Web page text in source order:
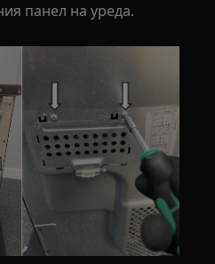
панел на уреда.